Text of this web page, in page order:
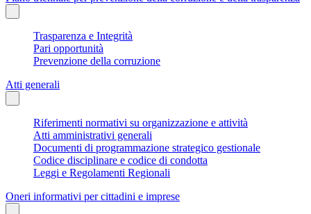
Trasparenza e Integrità
Pari opportunità
Prevenzione della corruzione
Atti generali
Riferimenti normativi su organizzazione e attività
Atti amministrativi generali
Documenti di programmazione strategico gestionale
Codice disciplinare e codice di condotta
Leggi e Regolamenti Regionali
Oneri informativi per cittadini e imprese